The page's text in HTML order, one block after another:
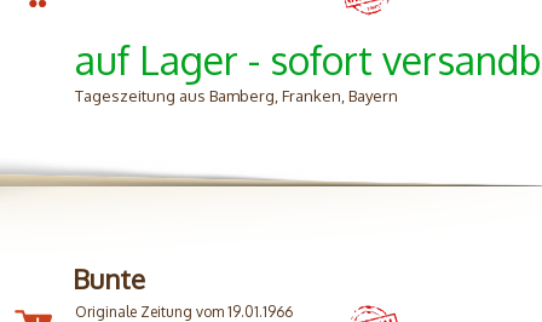
auf Lager - sofort
Tageszeitung aus Bamberg, Franken, Bayern
Bunte
Originale Zeitung vom 19.01.1966